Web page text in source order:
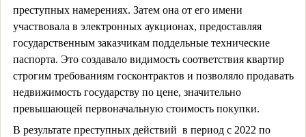
преступных намерениях. Затем она от его имени
участвовала в электронных аукционах, предоставляя
государственным заказчикам поддельные технические
паспорта. Это создавало видимость соответствия квартир
строгим требованиям госконтрактов и позволяло продавать
недвижимость государству по цене, значительно
превышающей первоначальную стоимость покупки.
В результате преступных действий в период с 2022 по